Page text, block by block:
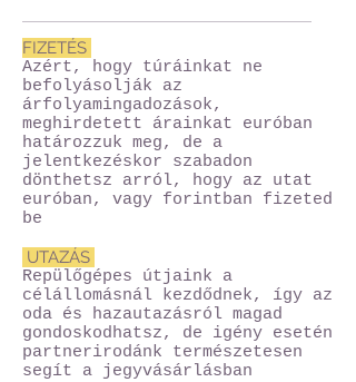
FIZETÉS
Azért, hogy túráinkat ne
befolyásolják az
árfolyamingadozások,
meghirdetett árainkat euróban
határozzuk meg, de a
jelentkezéskor szabadon
dönthetsz arról, hogy az utat
euróban, vagy forintban fizeted
be
UTAZÁS
Repülőgépes útjaink a
célállomásnál kezdődnek, így az
oda és hazautazásról magad
gondoskodhatsz, de igény esetén
partnerirodánk természetesen
segít a jegyvásárlásban